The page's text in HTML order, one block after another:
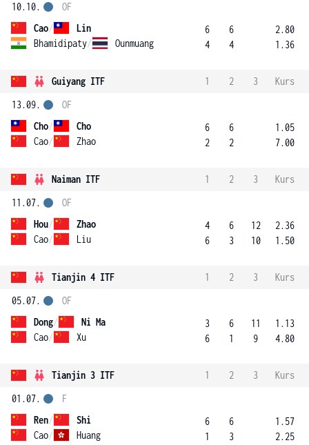
10.10.
Cao/
Lin
Bhamidipaty/ Ounmuang
OF
6
4
6
4
2.80
1.36
Guiyang ITF 1 2 3
Kurs
13.09.
Cho/
Cho
Cao/ Zhao
OF
6
2
6
2
1.05
7.00
Naiman ITF 1 2 3
Kurs
11.07.
Hou/
Zhao
Cao/ Liu
OF
4
6
6
3
12
10
2.36
1.50
Tianjin 4 ITF 1 2 3
Kurs
05.07.
Dong/
Ni Ma
Cao/ Xu
OF
3
6
6
1
11
9
1.13
4.80
Tianjin 3 ITF 1 2 3
Kurs
01.07.
Ren/
Shi
Cao/ Huang
F
6
1
6
3
1.57
2.25